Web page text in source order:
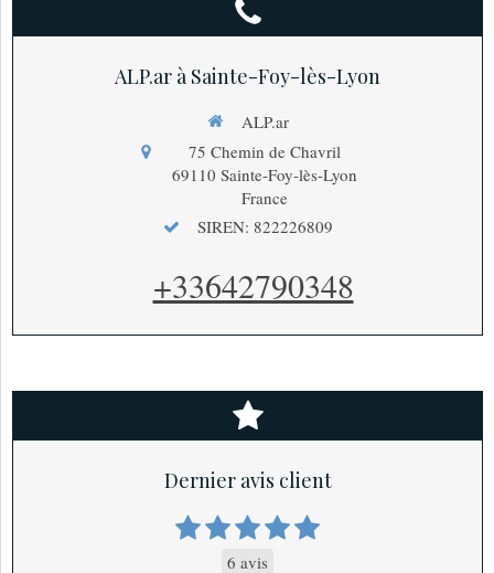
ALP.ar à Sainte-Foy-lès-Lyon
ALP.ar
75 Chemin de Chavril
69110 Sainte-Foy-lès-Lyon
France
SIREN: 822226809
+33642790348
Dernier avis client
6 avis